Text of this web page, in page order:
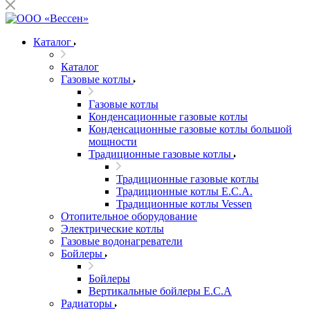
Каталог
Каталог
Газовые котлы
Газовые котлы
Конденсационные газовые котлы
Конденсационные газовые котлы большой
мощности
Традиционные газовые котлы
Традиционные газовые котлы
Традиционные котлы E.C.A.
Традиционные котлы Vessen
Отопительное оборудование
Электрические котлы
Газовые водонагреватели
Бойлеры
Бойлеры
Вертикальные бойлеры E.C.A
Радиаторы